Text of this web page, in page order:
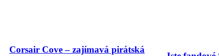
Corsair Cove – zajímavá pirátská